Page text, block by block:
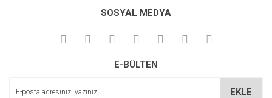
kullanarak tarafımıza iletebilirsiniz.
Görüş ve önerileriniz için teşekkür ederiz.
Ürün açıklamasında eksik bilgiler bulunuyor.
SOSYAL MEDYA
E-BÜLTEN
EKLE